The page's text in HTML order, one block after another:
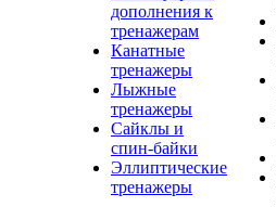
дополнения к
тренажерам
Канатные
тренажеры
Лыжные
тренажеры
Сайклы и
спин-байки
Эллиптические
тренажеры